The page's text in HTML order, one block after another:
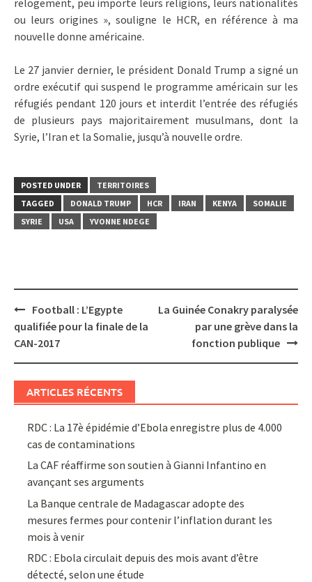
ou leurs origines », souligne le HCR, en référence à ma
nouvelle donne américaine.
Le 27 janvier dernier, le président Donald Trump a signé un
ordre exécutif qui suspend le programme américain sur les
réfugiés pendant 120 jours et interdit l’entrée des réfugiés
de plusieurs pays majoritairement musulmans, dont la
Syrie, l’Iran et la Somalie, jusqu’à nouvelle ordre.
POSTED UNDER
TERRITOIRES
TAGGED
DONALD TRUMP HCR IRAN KENYA
SOMALIE
SYRIE
USA YVONNE NDEGE
Post
navigation
Football : L’Egypte
qualifiée pour la finale de la
CAN-2017
La Guinée Conakry paralysée
par une grève dans la
fonction publique
ARTICLES RÉCENTS
RDC : La 17è épidémie d’Ebola enregistre plus de 4.000
cas de contaminations
La CAF réaffirme son soutien à Gianni Infantino en
avançant ses arguments
La Banque centrale de Madagascar adopte des
mesures fermes pour contenir l’inflation durant les
mois à venir
RDC : Ebola circulait depuis des mois avant d’être
détecté, selon une étude